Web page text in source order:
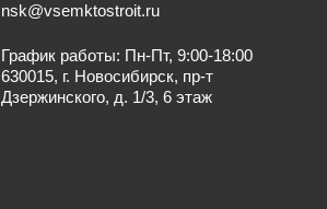
nsk@vsemktostroit.ru
График работы: Пн-Пт, 9:00-18:00
630015, г. Новосибирск, пр-т
Дзержинского, д. 1/3, 6 этаж